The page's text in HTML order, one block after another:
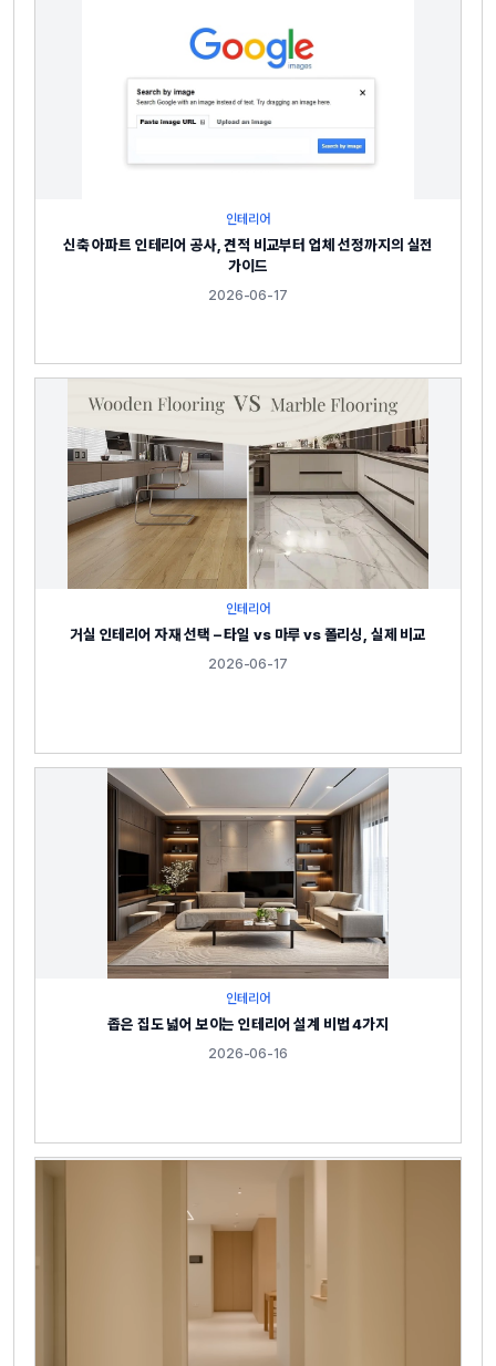
인테리어
신축 아파트 인테리어 공사, 견적 비교부터 업체 선정까지의 실전
가이드
2026-06-17
인테리어
거실 인테리어 자재 선택 – 타일 vs 마루 vs 폴리싱, 실제 비교
2026-06-17
인테리어
좁은 집도 넓어 보이는 인테리어 설계 비법 4가지
2026-06-16